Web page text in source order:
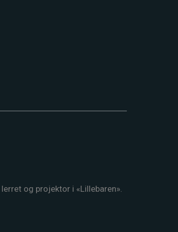
og projektor i «Lillebaren».